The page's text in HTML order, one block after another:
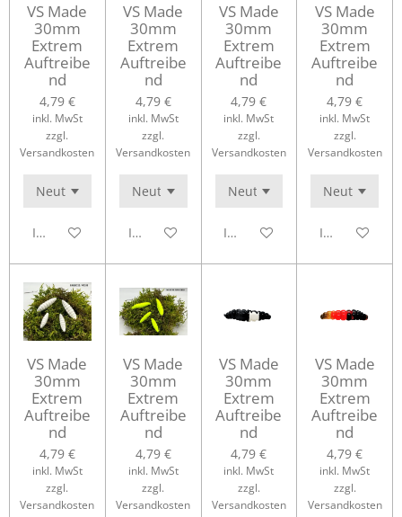
VS Made
30mm
Extrem
Auftreibe
nd
4,79 €
inkl. MwSt
zzgl.
Versandkosten
In den Warenkorb
VS Made
30mm
Extrem
Auftreibe
nd
4,79 €
inkl. MwSt
zzgl.
Versandkosten
In den Warenkorb
VS Made
30mm
Extrem
Auftreibe
nd
4,79 €
inkl. MwSt
zzgl.
Versandkosten
In den Warenkorb
VS Made
30mm
Extrem
Auftreibe
nd
4,79 €
inkl. MwSt
zzgl.
Versandkosten
In den
VS Made
30mm
Extrem
Auftreibe
nd
4,79 €
inkl. MwSt
zzgl.
Versandkosten
VS Made
30mm
Extrem
Auftreibe
nd
4,79 €
inkl. MwSt
zzgl.
Versandkosten
VS Made
30mm
Extrem
Auftreibe
nd
4,79 €
inkl. MwSt
zzgl.
Versandkosten
VS Made
30mm
Extrem
Auftreibe
nd
4,79 €
inkl. MwSt
zzgl.
Versandkosten